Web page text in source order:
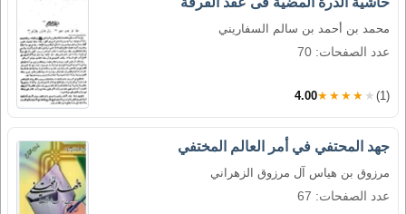
محمد بن أحمد بن سالم السفاريني
عدد الصفحات: 70
4.00★★★★★ (1)
جهد المحتفي في أمر العالم المختفي
مرزوق بن هياس آل مرزوق الزهراني
عدد الصفحات: 67